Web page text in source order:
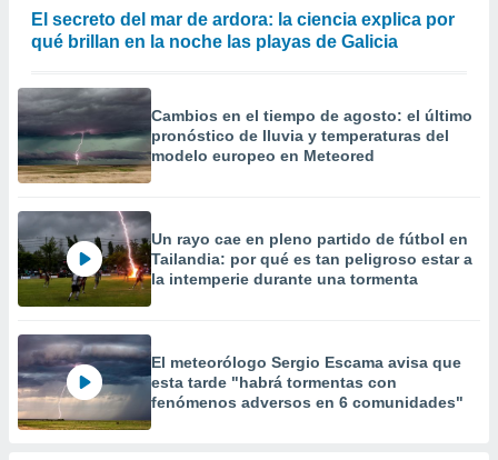
El secreto del mar de ardora: la ciencia explica por
qué brillan en la noche las playas de Galicia
Cambios en el tiempo de agosto: el último
pronóstico de lluvia y temperaturas del
modelo europeo en Meteored
Un rayo cae en pleno partido de fútbol en
Tailandia: por qué es tan peligroso estar a
la intemperie durante una tormenta
El meteorólogo Sergio Escama avisa que
esta tarde "habrá tormentas con
fenómenos adversos en 6 comunidades"